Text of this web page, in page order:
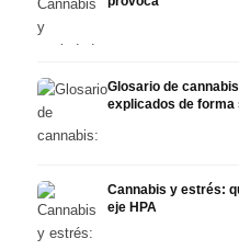
Glosario de
explicados de forma
Cannabis y estrés:
eje HPA